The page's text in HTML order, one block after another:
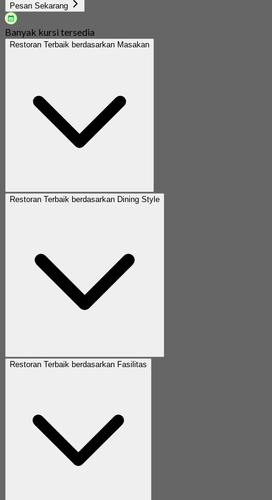
Pesan Sekarang
Banyak kursi tersedia
Restoran Terbaik berdasarkan Masakan
Restoran Terbaik berdasarkan Dining Style
Restoran Terbaik berdasarkan Fasilitas